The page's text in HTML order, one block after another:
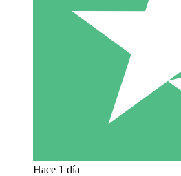
Hace 1 día